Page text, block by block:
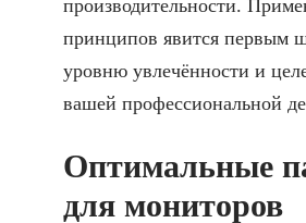
производительности.
принципов явится первым
уровню увлечённости и
вашей профессиональной
Оптимальные
для мониторов